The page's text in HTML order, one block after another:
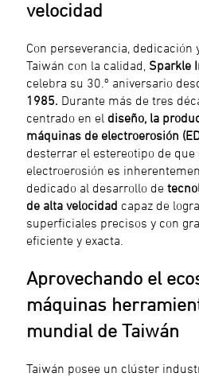
velocidad
Con perseverancia, dedicación
Taiwán con la calidad, Sparkle
celebra su 30.º aniversario
1985. Durante más de tres
centrado en el diseño, la
máquinas de electroerosión
desterrar el estereotipo de
electroerosión es
dedicado al desarrollo de
de alta velocidad capaz de
superficiales precisos y con
eficiente y exacta.
Aprovechando el
máquinas
mundial de Taiwán
Taiwán posee un clúster